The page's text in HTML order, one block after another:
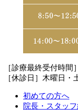
［診療最終受付時間
［休診日］木曜日・
初めての方へ
院長・スタッ